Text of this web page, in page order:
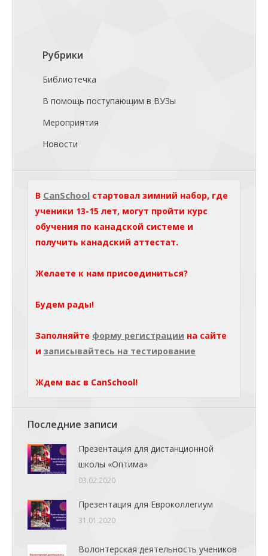
Рубрики
Библиотечка
В помощь поступающим в ВУЗы
Мероприятия
Новости
В CanSchool стартовал зимний набор, где
ученики 13-15 лет, могут пройти курс
обучения по канадской системе и
получить канадский аттестат.
Желаете к нам присоединиться?
Будем рады!
Заполняйте форму регистрации на сайте
и записывайтесь на тестирование
Ждем вас в CanSchool!
Последние записи
Презентация для дистанционной
школы «Оптима»
03.02.2020
Презентация для Евроколлегиум
31.01.2020
Волонтерская деятельность учеников